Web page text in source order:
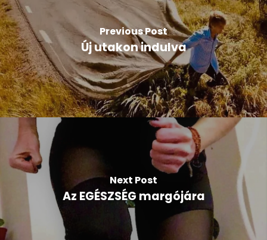
Previous Post
Új utakon indulva
Next Post
Az EGÉSZSÉG margójára